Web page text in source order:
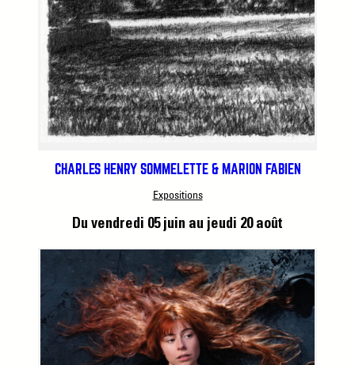
CHARLES HENRY SOMMELETTE & MARION FABIEN
Expositions
Du vendredi 05 juin au jeudi 20 août